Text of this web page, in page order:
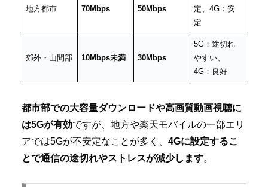
地方都市 70Mbps 50Mbps
定、4G：安
定
郊外・山間部 10Mbps未満 30Mbps
5G：途切れ
やすい、
4G：良好
都市部での大容量ダウンロードや高画質動画視聴に
は5Gが有効ですが、地方や楽天モバイルの一部エリ
アでは5Gが不安定なことが多く、 4Gに設定するこ
とで通信の途切れやストレスが減少します。